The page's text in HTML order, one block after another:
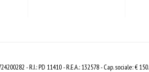
- R.I.: PD 11410 - R.E.A.: 132578 - Cap. sociale: €